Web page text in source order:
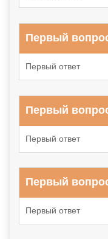
Первый
Первый ответ
Первый
Первый ответ
Первый
Первый ответ